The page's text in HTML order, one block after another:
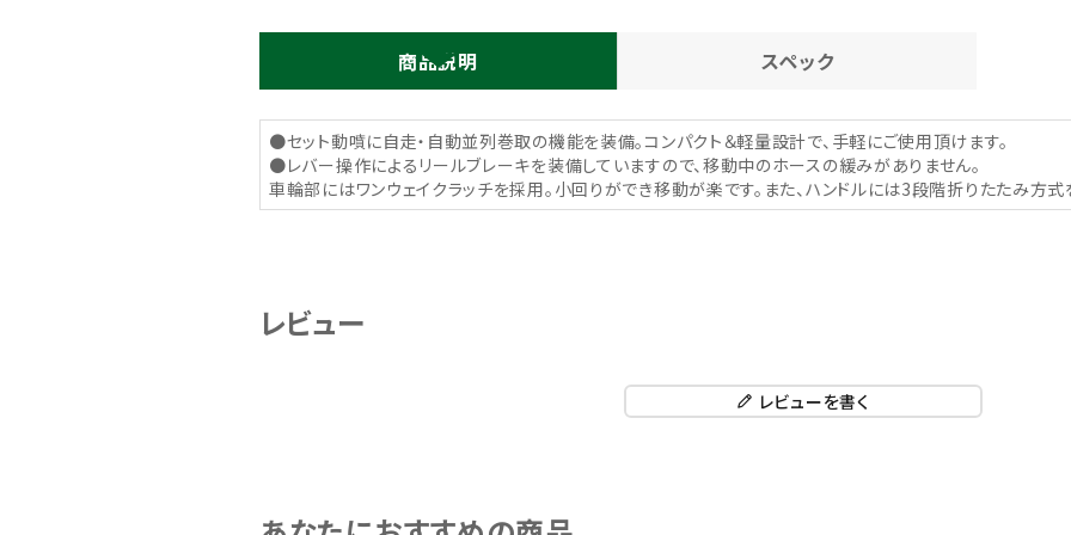
商品説明 スペック
●セット動噴に自走・自動並列巻取の機能を装備。コンパクト＆軽量設計で、手軽にご使用頂けます。
●レバー操作によるリールブレーキを装備していますので、移動中のホースの緩みがありません。
車輪部にはワンウェイクラッチを採用。小回りができ移動が楽です。また、ハンドルには3段階折りたたみ方式
レビュー
レビューを書く